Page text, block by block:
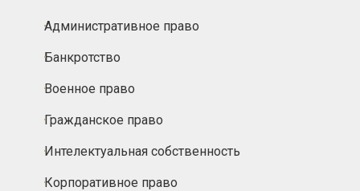
Административное право
Банкротство
Военное право
Гражданское право
Интелектуальная собственность
Корпоративное право